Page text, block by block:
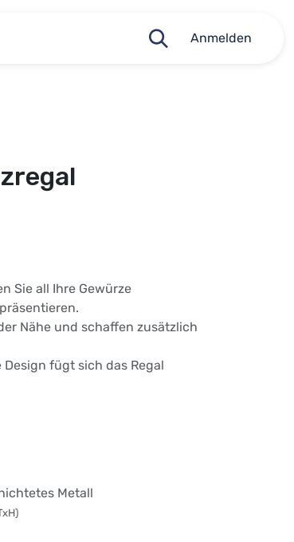
Anmelden
Sie all Ihre Gewürze
Nähe und schaffen zusätzlich
fügt sich das Regal
Metall